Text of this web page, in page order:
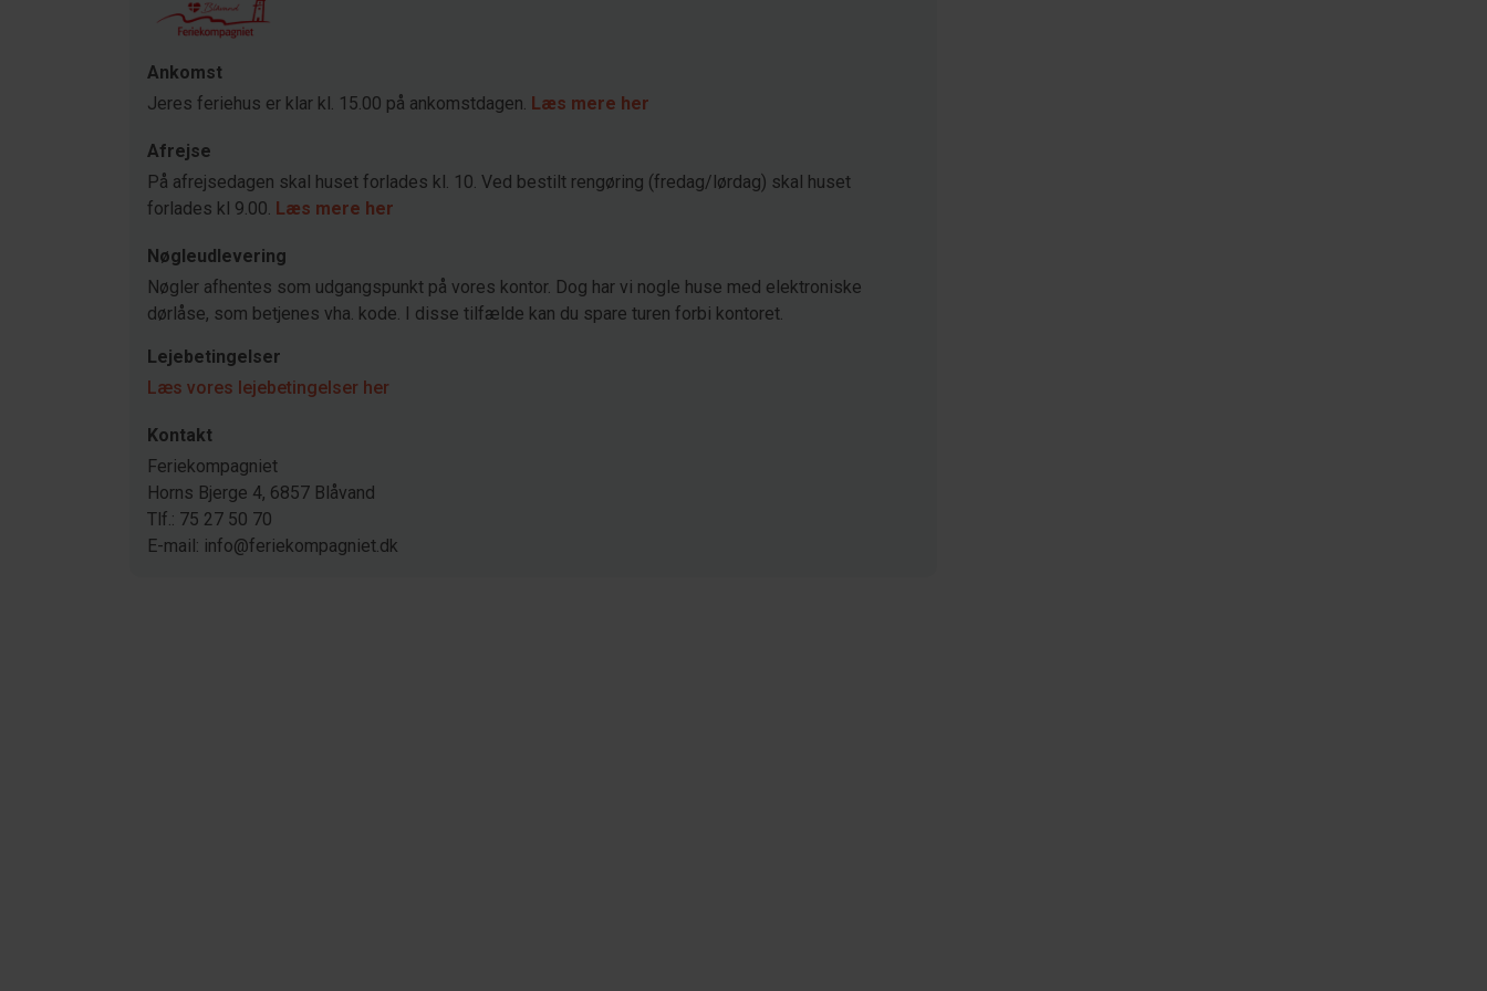
Ankomst
Jeres feriehus er klar kl. 15.00 på ankomstdagen. Læs mere her
Afrejse
På afrejsedagen skal huset forlades kl. 10. Ved bestilt rengøring (fredag/lørdag) skal huset
forlades kl 9.00. Læs mere her
Nøgleudlevering
Nøgler afhentes som udgangspunkt på vores kontor. Dog har vi nogle huse med elektroniske
dørlåse, som betjenes vha. kode. I disse tilfælde kan du spare turen forbi kontoret.
Lejebetingelser
Læs vores lejebetingelser her
Kontakt
Feriekompagniet
Horns Bjerge 4, 6857 Blåvand
Tlf.: 75 27 50 70
E-mail: info@feriekompagniet.dk